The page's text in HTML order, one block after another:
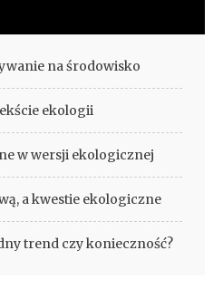
na środowisko
ekologii
w wersji ekologicznej
a kwestie ekologiczne
trend czy konieczność?